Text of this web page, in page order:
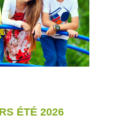
ÉTÉ 2026